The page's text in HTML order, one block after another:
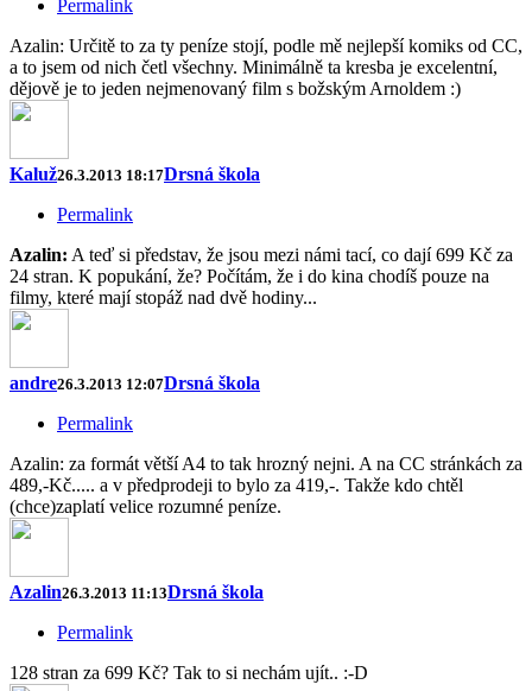
Permalink
Azalin: Určitě to za ty peníze stojí, podle mě nejlepší komiks od CC,
a to jsem od nich četl všechny. Minimálně ta kresba je excelentní,
dějově je to jeden nejmenovaný film s božským Arnoldem :)
Kaluž26.3.2013 18:17Drsná škola
Permalink
Azalin: A teď si představ, že jsou mezi námi tací, co dají 699 Kč za
24 stran. K popukání, že? Počítám, že i do kina chodíš pouze na
filmy, které mají stopáž nad dvě hodiny...
andre26.3.2013 12:07Drsná škola
Permalink
Azalin: za formát větší A4 to tak hrozný nejni. A na CC stránkách za
489,-Kč..... a v předprodeji to bylo za 419,-. Takže kdo chtěl
(chce)zaplatí velice rozumné peníze.
Azalin26.3.2013 11:13Drsná škola
Permalink
128 stran za 699 Kč? Tak to si nechám ujít.. :-D